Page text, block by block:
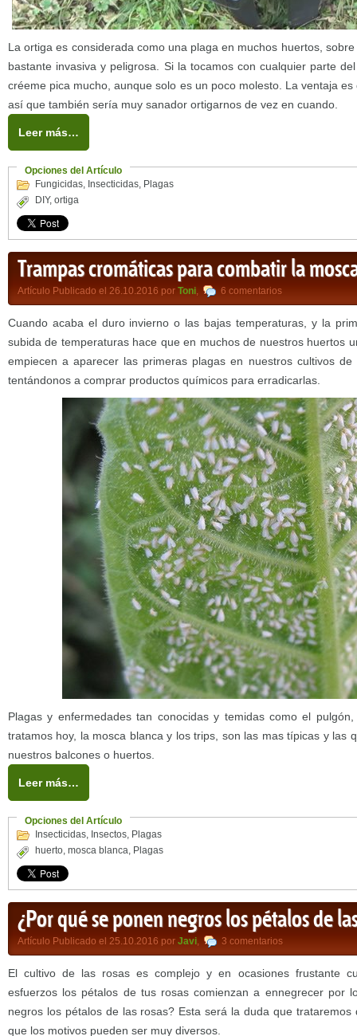
La ortiga es considerada como una plaga en muchos huertos,
bastante invasiva y peligrosa. Si la tocamos con cualquier parte
créeme pica mucho, aunque solo es un poco molesto. La ventaja
así que también sería muy sanador ortigarnos de vez en cuando.
Leer más…
Opciones del Artículo
Fungicidas, Insecticidas, Plagas
DIY, ortiga
Trampas cromáticas para combatir la
Artículo Publicado el 26.10.2016 por Toni, 6 comentarios
Cuando acaba el duro invierno o las bajas temperaturas, y la
subida de temperaturas hace que en muchos de nuestros huertos
empiecen a aparecer las primeras plagas en nuestros cultivos de
tentándonos a comprar productos químicos para erradicarlas.
Plagas y enfermedades tan conocidas y temidas como el
tratamos hoy, la mosca blanca y los trips, son las mas típicas y las
nuestros balcones o huertos.
Leer más…
Opciones del Artículo
Insecticidas, Insectos, Plagas
huerto, mosca blanca, Plagas
¿Por qué se ponen negros los pétalos de
Artículo Publicado el 25.10.2016 por Javi, 3 comentarios
El cultivo de las rosas es complejo y en ocasiones frustante
esfuerzos los pétalos de tus rosas comienzan a ennegrecer por
negros los pétalos de las rosas? Esta será la duda que
que los motivos pueden ser muy diversos.